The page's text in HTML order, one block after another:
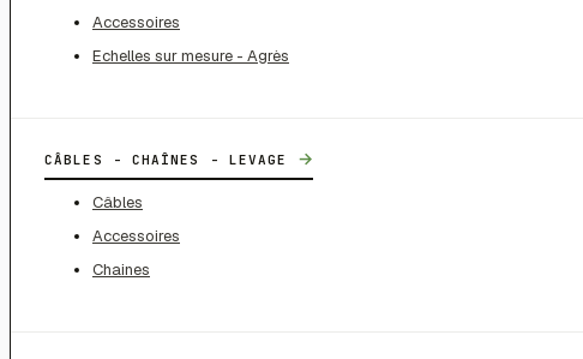
Accessoires
Echelles sur mesure - Agrès
CÂBLES - CHAÎNES - LEVAGE →
Câbles
Accessoires
Chaines